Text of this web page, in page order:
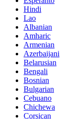
Hindi
Lao
Albanian
Amharic
Armenian
Azerbaijani
Belarusian
Bengali
Bosnian
Bulgarian
Cebuano
Chichewa
Corsican